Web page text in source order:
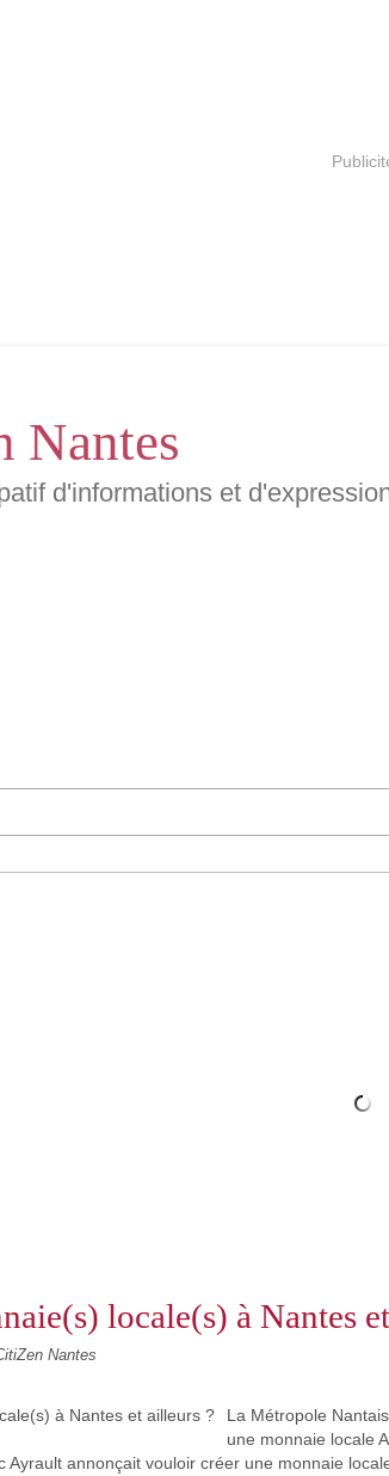
Nantes
d'informations et
Nantes... locale(s) à Nantes
Nantes
La Métropole
une monnaie locale
Ayrault annonçait vouloir créer une monnaie